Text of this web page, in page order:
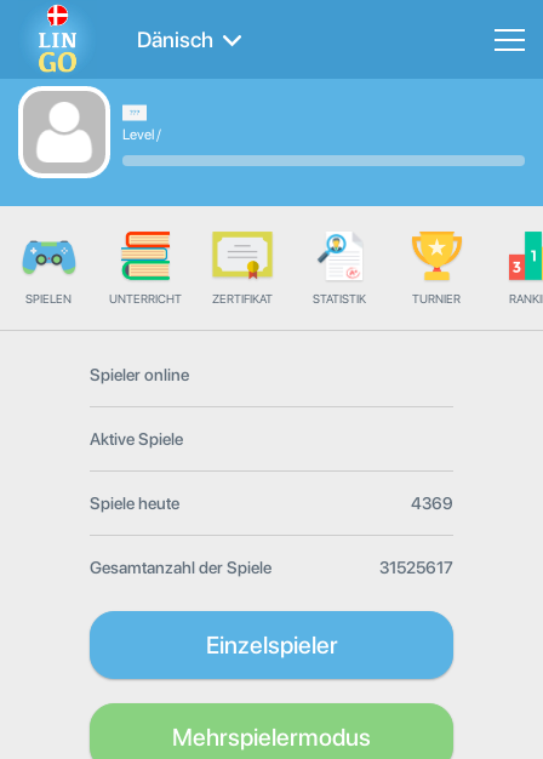
Dänisch
Level/
SPIELEN UNTERRICHT ZERTIFIKAT STATISTIK TURNIER
Spieler online
Aktive Spiele
Spiele heute 4369
Gesamtanzahl der Spiele 31525617
Einzelspieler
Mehrspielermodus